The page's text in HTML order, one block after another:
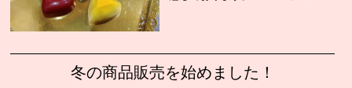
冬の商品販売を始めました！